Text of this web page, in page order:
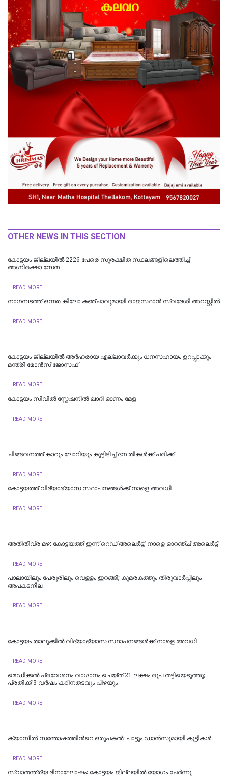
OTHER NEWS IN THIS SECTION
​കോട്ടയം ജില്ലയില്‍ 2226 പേരെ സുരക്ഷിത സ്ഥലങ്ങളിലെത്തിച്ച്
അഗ്നിരക്ഷാ സേന
READ MORE
നാഗമ്പടത്ത് ഒന്നര കിലോ കഞ്ചാവുമായി രാജസ്ഥാന്‍ സ്വദേശി അറസ്റ്റില്‍
READ MORE
കോട്ടയം ജില്ലയില്‍ അര്‍ഹരായ എല്ലാവര്‍ക്കും ധനസഹായം ഉറപ്പാക്കും-
മന്ത്രി മോന്‍സ് ജോസഫ്
READ MORE
കോട്ടയം സിവിൽ സ്റ്റേഷനിൽ ഖാദി ഓണം മേള
READ MORE
ചിങ്ങവനത്ത് കാറും ലോറിയും കൂട്ടിടിച്ച് ദമ്പതികള്‍ക്ക് പരിക്ക്
READ MORE
കോട്ടയത്ത് വിദ്യാഭ്യാസ സ്ഥാപനങ്ങൾക്ക് നാളെ അവധി
READ MORE
അതിതീവ്ര മഴ: കോട്ടയത്ത് ഇന്ന് റെഡ് അലെർട്ട്; നാളെ ഓറഞ്ച് അലെര്‍ട്ട്
READ MORE
പാലായിലും പേരൂരിലും വെള്ളം ഇറങ്ങി; കുമരകത്തും തിരുവാര്‍പ്പിലും
അപകടനില
READ MORE
കോട്ടയം താലൂക്കില്‍ വിദ്യാഭ്യാസ സ്ഥാപനങ്ങള്‍ക്ക് നാളെ അവധി
READ MORE
മെഡിക്കൽ പ്രവേശനം വാഗ്ദാനം ചെയ്ത് 21 ലക്ഷം രൂപ തട്ടിയെടുത്തു;
പ്രതിക്ക് 3 വർഷം കഠിനതടവും പിഴയും
READ MORE
ക്യാമ്പിൽ സന്തോഷത്തിന്‍റെ ഒരുപകൽ; പാട്ടും ഡാൻസുമായി കുട്ടികൾ
READ MORE
സ്വാതന്ത്ര്യ ദിനാഘോഷം: കോട്ടയം ജില്ലയില്‍ യോഗം ചേർന്നു